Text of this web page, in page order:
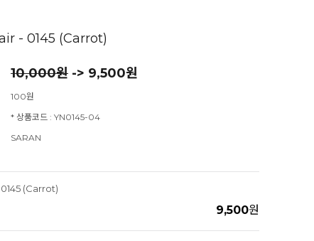
- 0145 (Carrot)
10,000원 -> 9,500원
100원
* 상품코드 : YN0145-04
SARAN
(Carrot)
9,500원